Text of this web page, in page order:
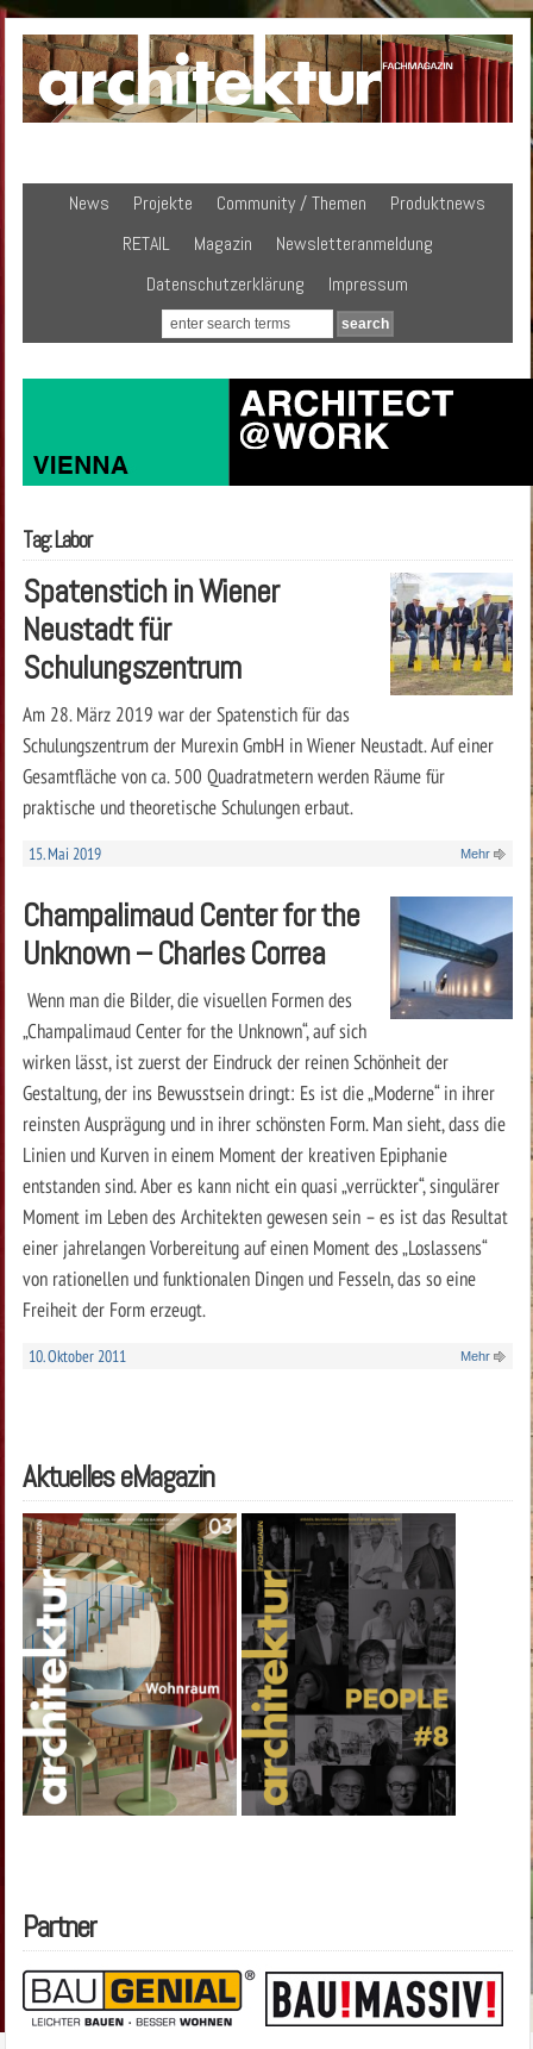
News Projekte Community / Themen
Produktnews
RETAIL
Magazin
Newsletteranmeldung
Datenschutzerklärung
Impressum
Tag: Labor
Spatenstich in Wiener
Neustadt für
Schulungszentrum
Am 28. März 2019 war der Spatenstich für das
Schulungszentrum der Murexin GmbH in Wiener Neustadt. Auf einer
Gesamtfläche von ca. 500 Quadratmetern werden Räume für
praktische und theoretische Schulungen erbaut.
15. Mai 2019 Mehr
Champalimaud Center for the
Unknown – Charles Correa
Wenn man die Bilder, die visuellen Formen des
„Champalimaud Center for the Unknown“, auf sich
wirken lässt, ist zuerst der Eindruck der reinen Schönheit der
Gestaltung, der ins Bewusstsein dringt: Es ist die „Moderne“ in ihrer
reinsten Ausprägung und in ihrer schönsten Form. Man sieht, dass die
Linien und Kurven in einem Moment der kreativen Epiphanie
entstanden sind. Aber es kann nicht ein quasi „verrückter“, singulärer
Moment im Leben des Architekten gewesen sein – es ist das Resultat
einer jahrelangen Vorbereitung auf einen Moment des „Loslassens“
von rationellen und funktionalen Dingen und Fesseln, das so eine
Freiheit der Form erzeugt.
10. Oktober 2011 Mehr
Aktuelles eMagazin
Partner